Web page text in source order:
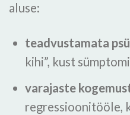
aluse:
teadvustamata
kihi”, kust
varajaste
regressioonitööle,